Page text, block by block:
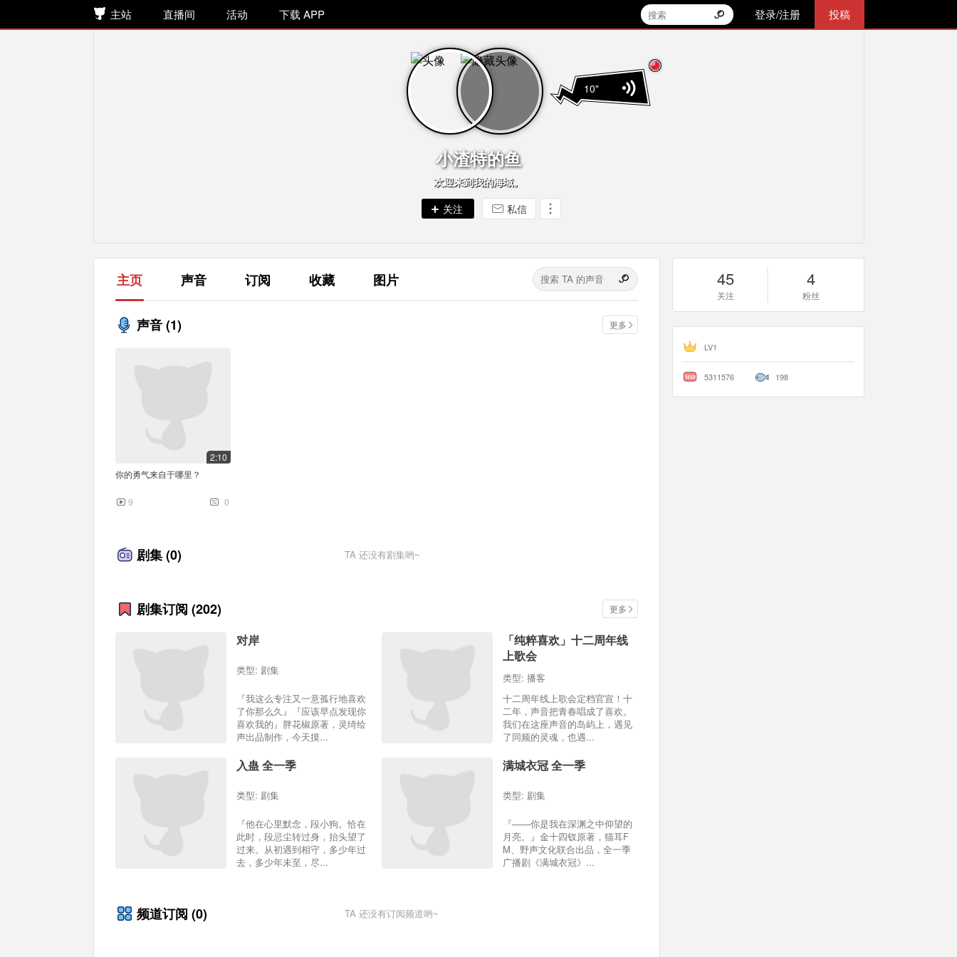
主站 直播间 活动 下载 APP 登录/注册 投稿
10"
小渣特的鱼
欢迎来到我的海域。
私信
主页 声音 订阅 收藏 图片
声音(1) 更多
2:10
你的勇气来自于哪里？
9 0
剧集(0) TA还没有剧集哟~
剧集订阅 (202) 更多
对岸
类型: 剧集
『我这么专注又一意孤行地喜欢
了你那么久』『应该早点发现你
喜欢我的』胖花椒原著，灵绮绘
声出品制作，今天摸...
「纯粹喜欢」十二周年线
上歌会
类型: 播客
十二周年线上歌会定档官宣！十
二年，声音把青春唱成了喜欢。
我们在这座声音的岛屿上，遇见
了同频的灵魂，也遇...
入蛊 全一季
类型: 剧集
『他在心里默念，段小狗。恰在
此时，段忌尘转过身，抬头望了
过来。从初遇到相守，多少年过
去，多少年未至，尽...
满城衣冠 全一季
类型: 剧集
『——你是我在深渊之中仰望的
月亮。』金十四钗原著，猫耳F
M、野声文化联合出品，全一季
广播剧《满城衣冠》...
频道订阅 (0) TA还没有订阅频道哟~
45
关注
4
粉丝
LV1
5311576 198